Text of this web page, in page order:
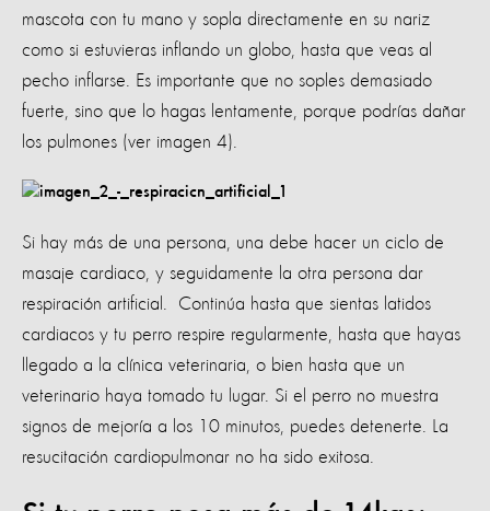
mascota con tu mano y sopla directamente en su nariz
como si estuvieras inflando un globo, hasta que veas al
pecho inflarse. Es importante que no soples demasiado
fuerte, sino que lo hagas lentamente, porque podrías dañar
los pulmones (ver imagen 4).
Si hay más de una persona, una debe hacer un ciclo de
masaje cardiaco, y seguidamente la otra persona dar
respiración artificial. Continúa hasta que sientas latidos
cardiacos y tu perro respire regularmente, hasta que hayas
llegado a la clínica veterinaria, o bien hasta que un
veterinario haya tomado tu lugar. Si el perro no muestra
signos de mejoría a los 10 minutos, puedes detenerte. La
resucitación cardiopulmonar no ha sido exitosa.